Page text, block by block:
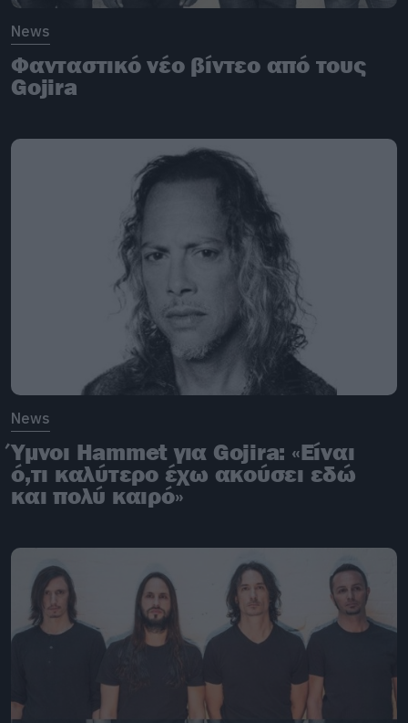
News
Φανταστικό νέο βίντεο από τους
Gojira
News
Ύμνοι Hammet για Gojira: «Είναι
ό,τι καλύτερο έχω ακούσει εδώ
και πολύ καιρό»